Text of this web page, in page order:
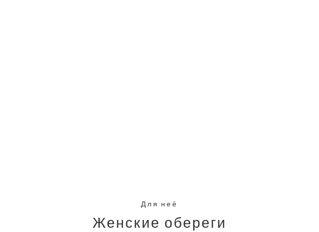
Для неё
Женские обереги